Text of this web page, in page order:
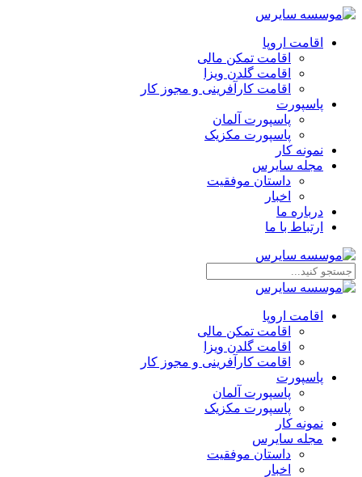
اقامت اروپا
اقامت تمکن مالی
اقامت گلدن ویزا
اقامت کارآفرینی و مجوز کار
پاسپورت
پاسپورت آلمان
پاسپورت مکزیک
نمونه کار
مجله سایرس
داستان موفقیت
اخبار
درباره ما
ارتباط‌ با‌ ما
اقامت اروپا
اقامت تمکن مالی
اقامت گلدن ویزا
اقامت کارآفرینی و مجوز کار
پاسپورت
پاسپورت آلمان
پاسپورت مکزیک
نمونه کار
مجله سایرس
داستان موفقیت
اخبار